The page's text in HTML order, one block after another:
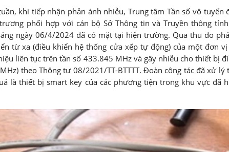
khi tiếp nhận phản ánh nhiễu, Trung tâm Tần số vô tuyến
phối hợp với cán bộ Sở Thông tin và Truyền thông
ngày 06/4/2024 đã có mặt tại hiện trường. Qua thu đo
từ xa (điều khiển hệ thống cửa xếp tự động) của một đơn
liên tục trên tần số 433.845 MHz và gây nhiễu cho thiết bị
theo Thông tư 08/2021/TT-BTTTT. Đoàn công tác đã xử lý
là thiết bị smart key của các phương tiện trong khu vực đã